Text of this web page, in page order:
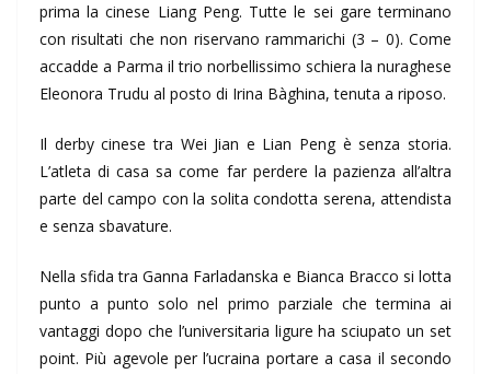
prima la cinese Liang Peng. Tutte le sei gare terminano
con risultati che non riservano rammarichi (3 – 0). Come
accadde a Parma il trio norbellissimo schiera la nuraghese
Eleonora Trudu al posto di Irina Bàghina, tenuta a riposo.
Il derby cinese tra Wei Jian e Lian Peng è senza storia.
L’atleta di casa sa come far perdere la pazienza all’altra
parte del campo con la solita condotta serena, attendista
e senza sbavature.
Nella sfida tra Ganna Farladanska e Bianca Bracco si lotta
punto a punto solo nel primo parziale che termina ai
vantaggi dopo che l’universitaria ligure ha sciupato un set
point. Più agevole per l’ucraina portare a casa il secondo